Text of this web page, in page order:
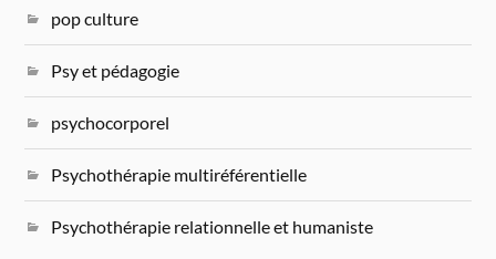
pop culture
Psy et pédagogie
psychocorporel
Psychothérapie multiréférentielle
Psychothérapie relationnelle et humaniste